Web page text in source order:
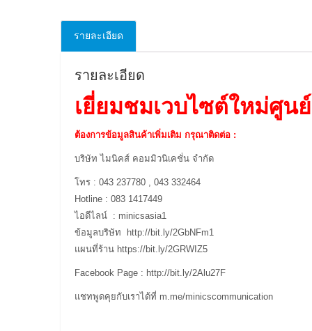
รายละเอียด
รายละเอียด
เยี่ยมชมเวบไซต์ใหม่ศูน
ต้องการข้อมูลสินค้าเพิ่มเติม กรุณาติดต่อ :
บริษัท ไมนิคส์ คอมมิวนิเคชั่น จำกัด
โทร : 043 237780 , 043 332464
Hotline : 083 1417449
ไอดีไลน์ : minicsasia1
ข้อมูลบริษัท
http://bit.ly/2GbNFm1
แผนที่ร้าน https://bit.ly/2GRWIZ5
Facebook Page : http://bit.ly/2Alu27F
แชทพูดคุยกับเราได้ที่ m.me/minicscommunication